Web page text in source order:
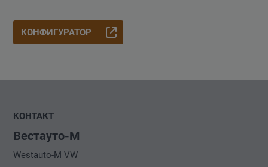
КОНФИГУРАТОР
КОНТАКТ
Вестауто-М
Westauto-M VW